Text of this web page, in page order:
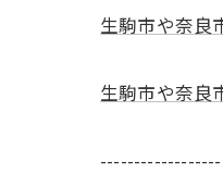
生駒市や奈良
生駒市や奈良